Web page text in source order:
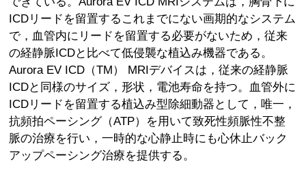
ICDリードを留置するこれまでにない画期的なシステム
で，血管内にリードを留置する必要がないため，従来
の経静脈ICDと比べて低侵襲な植込み機器である。
Aurora EV ICD（TM） MRIデバイスは，従来の経静脈
ICDと同様のサイズ，形状，電池寿命を持つ。血管外に
ICDリードを留置する植込み型除細動器として，唯一，
抗頻拍ペーシング（ATP）を用いて致死性頻脈性不整
脈の治療を行い，一時的な心静止時にも心休止バック
アップペーシング治療を提供する。